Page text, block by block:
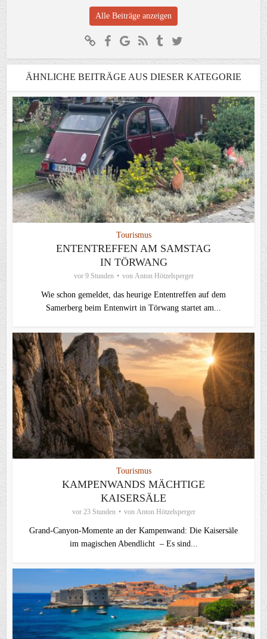
Alle Beiträge anzeigen
ÄHNLICHE BEITRÄGE AUS DIESER KATEGORIE
Tourismus
ENTENTREFFEN AM SAMSTAG
IN TÖRWANG
vor 9 Stunden von Anton Hötzelsperger
Wie schon gemeldet, das heurige Ententreffen auf dem
Samerberg beim Entenwirt in Törwang startet am...
Tourismus
KAMPENWANDS MÄCHTIGE
KAISERSÄLE
vor 23 Stunden von Anton Hötzelsperger
Grand-Canyon-Momente an der Kampenwand: Die Kaisersäle
im magischen Abendlicht – Es sind...